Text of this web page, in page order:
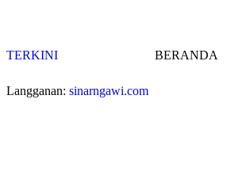
TERKINI BERANDA
Langganan: sinarngawi.com